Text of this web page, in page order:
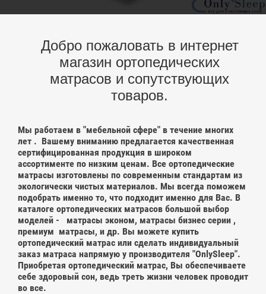
Добро пожаловать в интернет
магазин ортопедических
матрасов и сопутствующих
товаров.
Мы работаем в "мебельной сфере" в течение многих
лет . Вашему вниманию предлагается качественная
сертифицированная продукция в широком
ассортименте по низким ценам. Все ортопедические
матрасы изготовлены по современным стандартам из
экологически чистых материалов. Мы всегда поможем
подобрать именно то, что подходит именно для Вас. В
каталоге ортопедических матрасов большой выбор
моделей - матрасы эконом, матрасы бизнес серии ,
премиум матрасы, и др. Вы можете купить
ортопедический матрас или сделать индивидуальный
заказ матраса напрямую у производителя "OnlySleep".
Приобретая ортопедический матрас, Вы обеспечиваете
себе здоровый сон, ведь треть жизни человек проводит
во все.